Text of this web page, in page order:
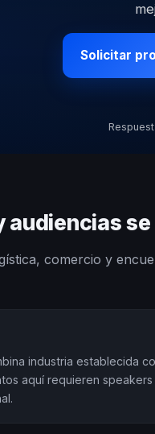
Solicitar
comercio y
industria establecida
aquí requieren